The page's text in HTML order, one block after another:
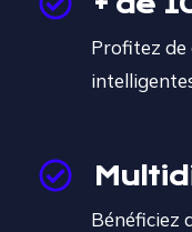
Profitez de
Bénéficiez